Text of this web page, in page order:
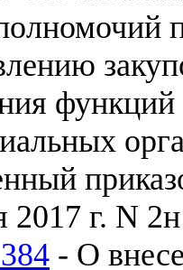
функций
2017 г. N 2н
- О